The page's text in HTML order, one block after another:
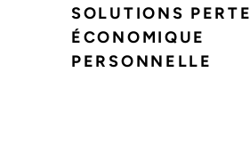
SOLUTIONS PERTE
ÉCONOMIQUE
PERSONNELLE